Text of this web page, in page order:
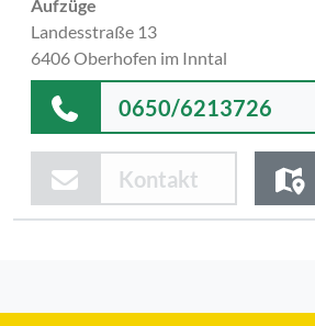
Aufzüge
Landesstraße 13
6406 Oberhofen im Inntal
0650/6213726
Kontakt